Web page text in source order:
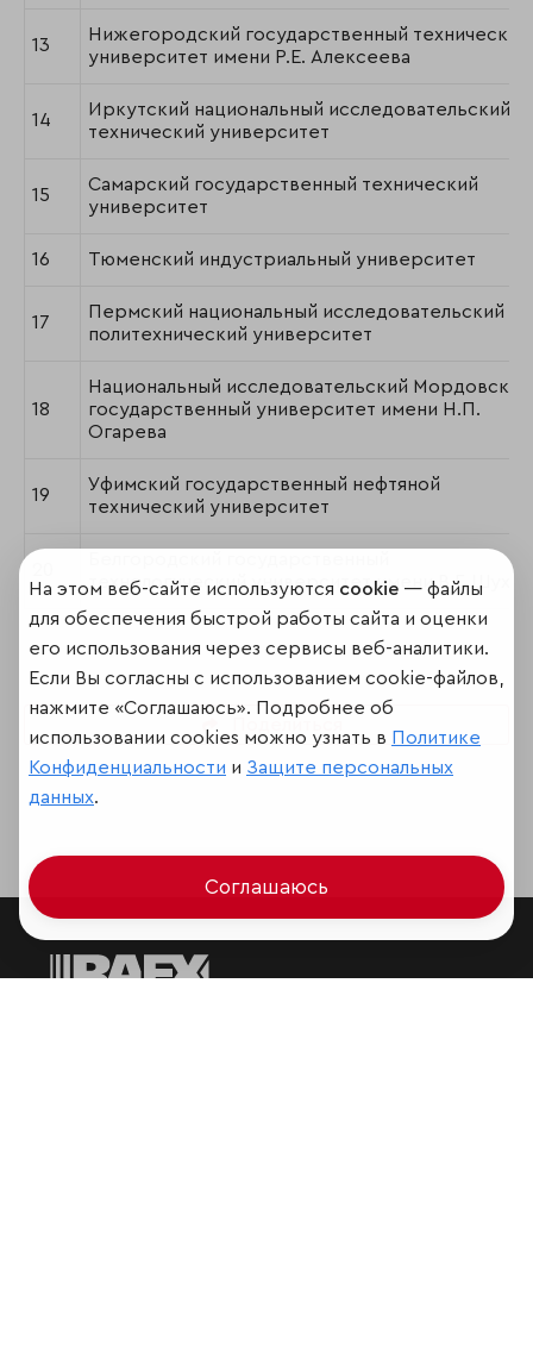
13
Нижегородский государственный технический
университет имени Р.Е. Алексеева
14
Иркутский национальный исследовательский
технический университет
15
Самарский государственный технический
университет
16 Тюменский индустриальный университет
17
Пермский национальный исследовательский
политехнический университет
18
Национальный исследовательский Мордовский
государственный университет имени Н.П.
Огарева
19
Уфимский государственный нефтяной
технический университет
технологический университет имени В.Г.
На этом веб-сайте используются cookie — файлы
для обеспечения быстрой работы сайта и оценки
его использования через сервисы веб-аналитики.
Если Вы согласны с использованием cookie-файлов,
нажмите «Соглашаюсь». Подробнее об
использовании cookies можно узнать в Политике
Конфиденциальности и Защите персональных
данных.
Соглашаюсь